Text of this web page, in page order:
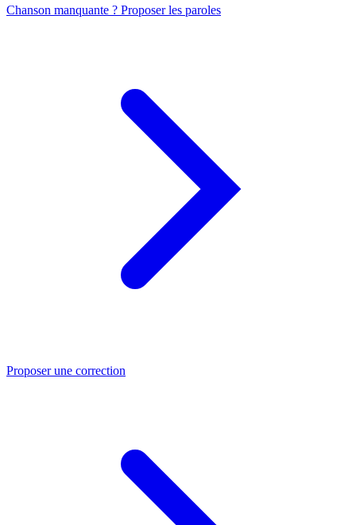
Chanson manquante ? Proposer les paroles
Proposer une correction